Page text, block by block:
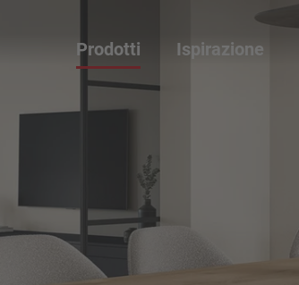
Prodotti Ispirazione